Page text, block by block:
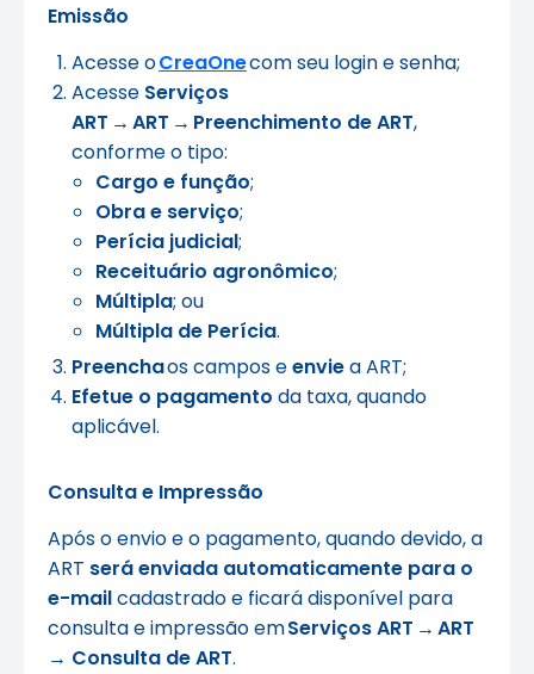
Emissão
Acesse oCreaOnecom seu login e senha;
Acesse Serviços
ART → ART → Preenchimento de ART,
conforme o tipo:
Cargo e função;
Obra e serviço;
Perícia judicial;
Receituário agronômico;
Múltipla; ou
Múltipla de Perícia.
Preenchaos campos eenviea ART;
Efetue o pagamento da taxa, quando
aplicável.
Consulta e Impressão
Após o envio e o pagamento, quando devido, a
ART será enviada automaticamente para o
e-mailcadastrado e ficará disponível para
consulta e impressão emServiços ART → ART
→ Consulta de ART.